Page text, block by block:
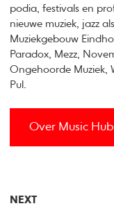
podia, festivals en
nieuwe muziek, jazz
Muziekgebouw
Paradox, Mezz,
Ongehoorde Muziek,
Pul.
Over Music
NEXT